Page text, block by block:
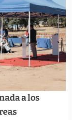
a los